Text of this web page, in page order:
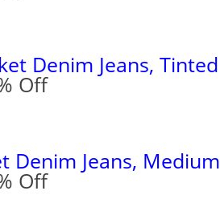
Denim Jeans, Tinted
Off
Denim Jeans, Medium
Off